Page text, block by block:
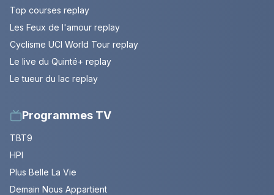
Top courses replay
Les Feux de l'amour replay
Cyclisme UCI World Tour replay
Le live du Quinté+ replay
Le tueur du lac replay
Programmes TV
TBT9
HPI
Plus Belle La Vie
Demain Nous Appartient